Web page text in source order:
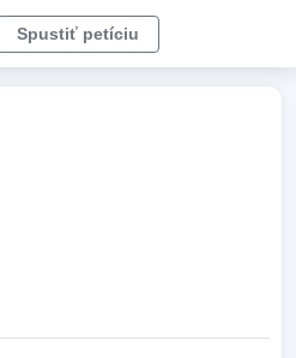
Spustiť petíciu